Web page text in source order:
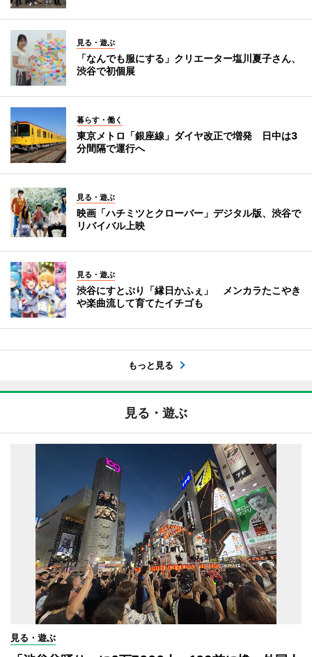
見る・遊ぶ
「なんでも服にする」クリエーター塩川夏子さん、
渋谷で初個展
暮らす・働く
東京メトロ「銀座線」ダイヤ改正で増発 日中は3
分間隔で運行へ
見る・遊ぶ
映画「ハチミツとクローバー」デジタル版、渋谷で
リバイバル上映
見る・遊ぶ
渋谷にすとぷり「縁日かふぇ」 メンカラたこやき
や楽曲流して育てたイチゴも
もっと見る
見る・遊ぶ
見る・遊ぶ